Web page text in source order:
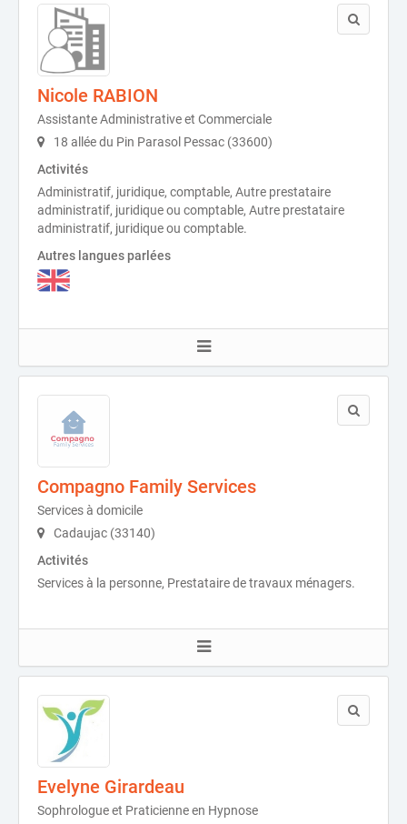
Nicole RABION
Assistante Administrative et Commerciale
18 allée du Pin Parasol Pessac (33600)
Activités
Administratif, juridique, comptable, Autre prestataire
administratif, juridique ou comptable, Autre prestataire
administratif, juridique ou comptable.
Autres langues parlées
Compagno Family Services
Services à domicile
Cadaujac (33140)
Activités
Services à la personne, Prestataire de travaux ménagers.
Evelyne Girardeau
Sophrologue et Praticienne en Hypnose